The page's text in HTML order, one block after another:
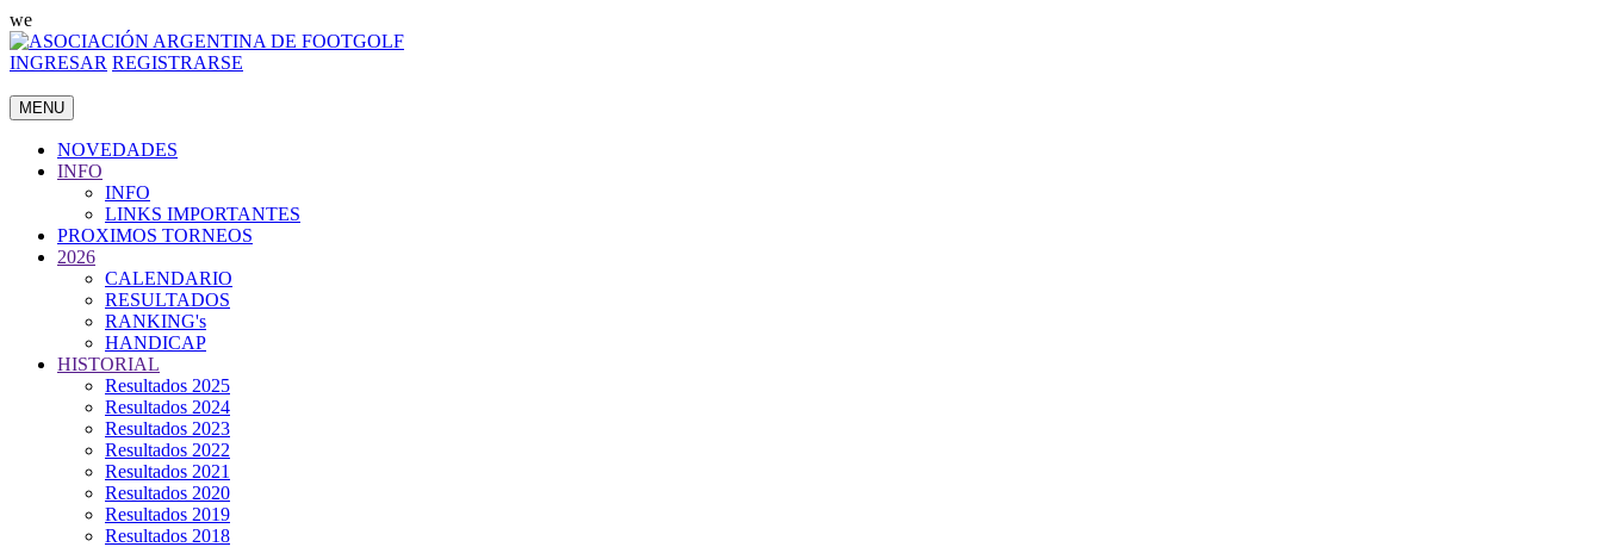
we
INGRESAR REGISTRARSE
MENU
NOVEDADES
INFO
INFO
LINKS IMPORTANTES
PROXIMOS TORNEOS
2026
CALENDARIO
RESULTADOS
RANKING's
HANDICAP
HISTORIAL
Resultados 2025
Resultados 2024
Resultados 2023
Resultados 2022
Resultados 2021
Resultados 2020
Resultados 2019
Resultados 2018